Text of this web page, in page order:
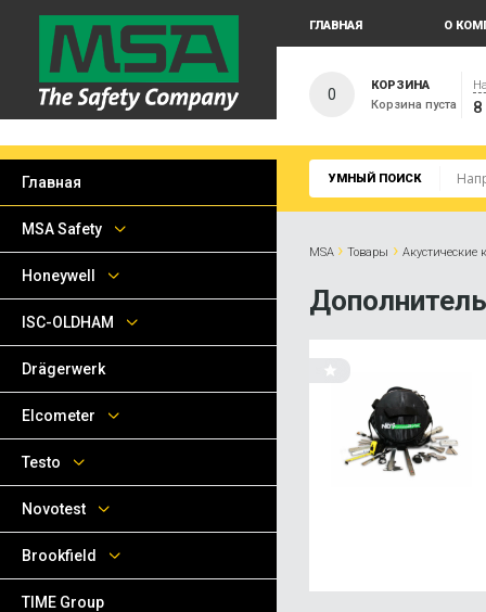
ГЛАВНАЯ О
0
КОРЗИНА
Корзина пуста
УМНЫЙ ПОИСК
MSA › Товары › Акустические
Главная
MSA Safety
Honeywell
ISC-OLDHAM
Drägerwerk
Elcometer
Testo
Novotest
Brookfield
TIME Group